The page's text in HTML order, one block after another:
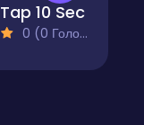
Tap 10 Sec
0 (0 Голосів)